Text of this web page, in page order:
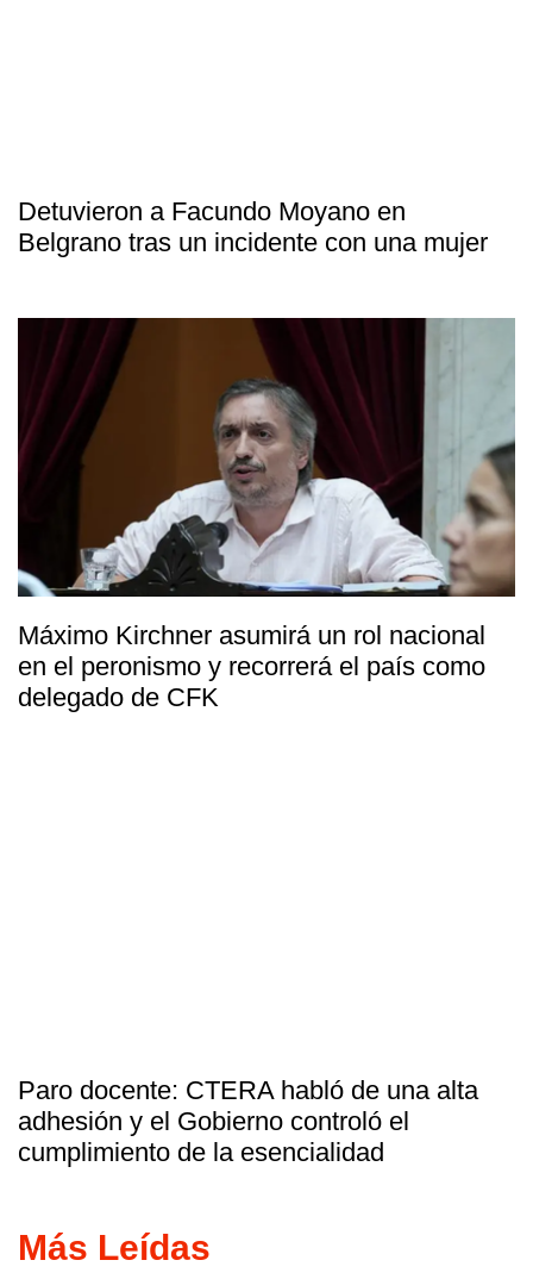
Detuvieron a Facundo Moyano en
Belgrano tras un incidente con una mujer
Máximo Kirchner asumirá un rol nacional
en el peronismo y recorrerá el país como
delegado de CFK
Paro docente: CTERA habló de una alta
adhesión y el Gobierno controló el
cumplimiento de la esencialidad
Más Leídas